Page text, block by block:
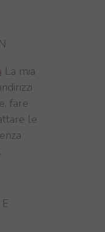
La mia
fare
le